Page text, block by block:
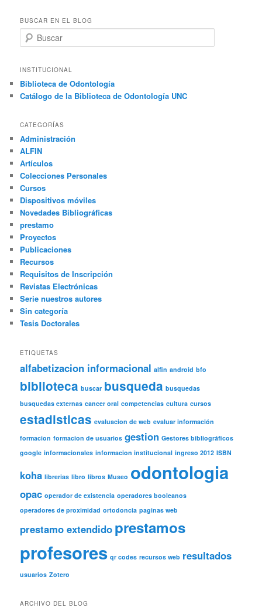
BUSCAR EN EL BLOG
u
c
r
INSTITUCIONAL
Biblioteca de Odontología
Catálogo de la Biblioteca de Odontología UNC
CATEGORÍAS
Administración
ALFIN
Artículos
Colecciones Personales
Cursos
Dispositivos móviles
Novedades Bibliográficas
prestamo
Proyectos
Publicaciones
Recursos
Requisitos de Inscripción
Revistas Electrónicas
Serie nuestros autores
Sin categoría
Tesis Doctorales
ETIQUETAS
alfabetizacion informacional alfin android bfo
biblioteca buscar busqueda busquedas
busquedas externas cancer oral competencias cultura cursos
estadisticas evaluacion de web evaluar información
formacion formacion de usuarios gestion Gestores bibliográficos
google informacionales informacion institucional ingreso 2012 ISBN
koha librerias libro libros Museo odontologia
opac operador de existencia operadores booleanos
operadores de proximidad ortodoncia paginas web
prestamo extendido prestamos
profesores qr codes recursos web resultados
usuarios Zotero
ARCHIVO DEL BLOG